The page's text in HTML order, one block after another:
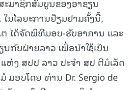
ນໄລຍະການຢ້ຽມຢາມຄັ້ງນີ້,
ໄດ້ຈັດພິທີມອບ-ຮັບອາຄານ ແລະ
ກັບຝ່າຍລາວ ເພື່ອນຳໃຊ້ເປັນ
ງ ສປປ ລາວ ປະຈຳ ສປ ຕີມໍເລັດ
ມອບໂດຍ ທ່ານ Dr. Sergio de